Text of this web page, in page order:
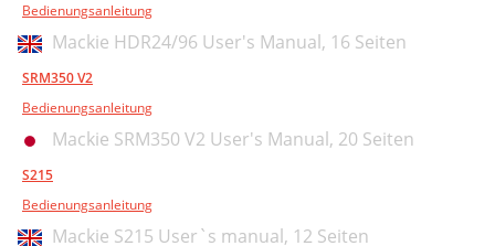
Bedienungsanleitung
Mackie HDR24/96 User's Manual, 16 Seiten
SRM350 V2
Bedienungsanleitung
Mackie SRM350 V2 User's Manual, 20 Seiten
S215
Bedienungsanleitung
Mackie S215 User`s manual, 12 Seiten